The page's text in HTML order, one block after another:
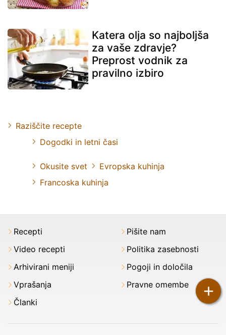
+
Katera olja so najboljša
za vaše zdravje?
Preprost vodnik za
pravilno izbiro
Raziščite recepte
Dogodki in letni časi
Okusite svet
Evropska kuhinja
Francoska kuhinja
Recepti
Video recepti
Arhivirani meniji
Vprašanja
Članki
Pišite nam
Politika zasebnosti
Pogoji in določila
Pravne omembe